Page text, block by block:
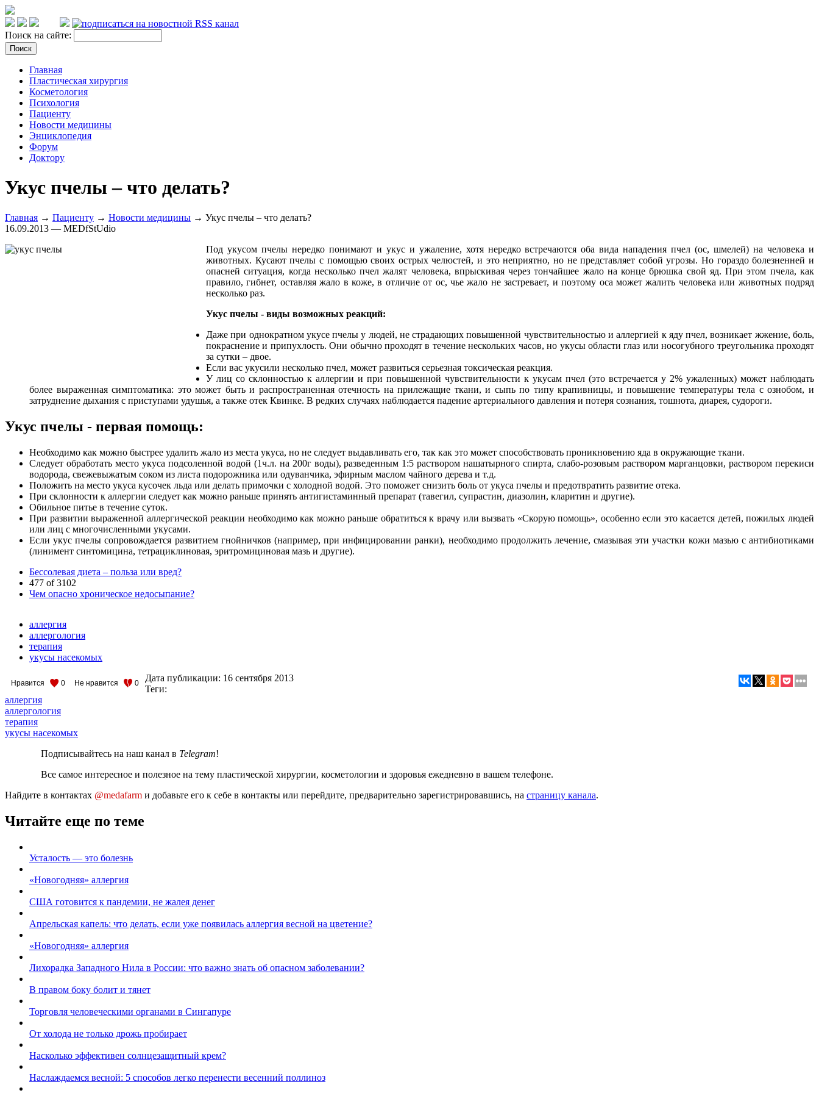
Поиск на сайте:
Главная
Пластическая хирургия
Косметология
Психология
Пациенту
Новости медицины
Энциклопедия
Форум
Доктору
Укус пчелы – что делать?
Главная → Пациенту → Новости медицины → Укус пчелы – что делать?
16.09.2013 — MEDfStUdio
Под укусом пчелы нередко понимают и укус и ужаление, хотя нередко встречаются оба вида нападения пчел (ос, шмелей) на человека и
животных. Кусают пчелы с помощью своих острых челюстей, и это неприятно, но не представляет собой угрозы. Но гораздо болезненней и
опасней ситуация, когда несколько пчел жалят человека, впрыскивая через тончайшее жало на конце брюшка свой яд. При этом пчела, как
правило, гибнет, оставляя жало в коже, в отличие от ос, чье жало не застревает, и поэтому оса может жалить человека или животных подряд
несколько раз.
Укус пчелы - виды возможных реакций:
Даже при однократном укусе пчелы у людей, не страдающих повышенной чувствительностью и аллергией к яду пчел, возникает жжение, боль,
покраснение и припухлость. Они обычно проходят в течение нескольких часов, но укусы области глаз или носогубного треугольника проходят
за сутки – двое.
Если вас укусили несколько пчел, может развиться серьезная токсическая реакция.
У лиц со склонностью к аллергии и при повышенной чувствительности к укусам пчел (это встречается у 2% ужаленных) может наблюдать
более выраженная симптоматика: это может быть и распространенная отечность на прилежащие ткани, и сыпь по типу крапивницы, и повышение температуры тела с ознобом, и
затруднение дыхания с приступами удушья, а также отек Квинке. В редких случаях наблюдается падение артериального давления и потеря сознания, тошнота, диарея, судороги.
Укус пчелы - первая помощь:
Необходимо как можно быстрее удалить жало из места укуса, но не следует выдавливать его, так как это может способствовать проникновению яда в окружающие ткани.
Следует обработать место укуса подсоленной водой (1ч.л. на 200г воды), разведенным 1:5 раствором нашатырного спирта, слабо-розовым раствором марганцовки, раствором перекиси
водорода, свежевыжатым соком из листа подорожника или одуванчика, эфирным маслом чайного дерева и т.д.
Положить на место укуса кусочек льда или делать примочки с холодной водой. Это поможет снизить боль от укуса пчелы и предотвратить развитие отека.
При склонности к аллергии следует как можно раньше принять антигистаминный препарат (тавегил, супрастин, диазолин, кларитин и другие).
Обильное питье в течение суток.
При развитии выраженной аллергической реакции необходимо как можно раньше обратиться к врачу или вызвать «Скорую помощь», особенно если это касается детей, пожилых людей
или лиц с многочисленными укусами.
Если укус пчелы сопровождается развитием гнойничков (например, при инфицировании ранки), необходимо продолжить лечение, смазывая эти участки кожи мазью с антибиотиками
(линимент синтомицина, тетрациклиновая, эритромициновая мазь и другие).
Бессолевая диета – польза или вред?
477 of 3102
Чем опасно хроническое недосыпание?
аллергия
аллергология
терапия
укусы насекомых
Нравится 0 Не нравится 0 Дата публикации: 16 сентября 2013
Теги:
аллергия
аллергология
терапия
укусы насекомых
Подписывайтесь на наш канал в Telegram!
Все самое интересное и полезное на тему пластической хирургии, косметологии и здоровья ежедневно в вашем телефоне.
Найдите в контактах @medafarm и добавьте его к себе в контакты или перейдите, предварительно зарегистрировавшись, на страницу канала.
Читайте еще по теме
Усталость — это болезнь
«Новогодняя» аллергия
США готовится к пандемии, не жалея денег
Апрельская капель: что делать, если уже появилась аллергия весной на цветение?
«Новогодняя» аллергия
Лихорадка Западного Нила в России: что важно знать об опасном заболевании?
В правом боку болит и тянет
Торговля человеческими органами в Сингапуре
От холода не только дрожь пробирает
Насколько эффективен солнцезащитный крем?
Наслаждаемся весной: 5 способов легко перенести весенний поллиноз